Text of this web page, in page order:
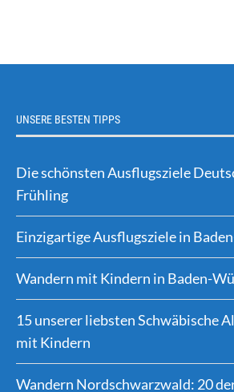
UNSERE BESTEN TIPPS
Die schönsten Ausflugsziele
Frühling
Einzigartige Ausflugsziele in
Wandern mit Kindern in Baden-
15 unserer liebsten Schwäbische
mit Kindern
Wandern Nordschwarzwald: 20